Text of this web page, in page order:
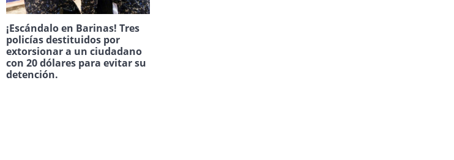
¡Escándalo en Barinas! Tres
policías destituidos por
extorsionar a un ciudadano
con 20 dólares para evitar su
detención.